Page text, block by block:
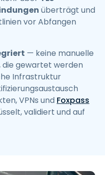
überträgt und
vor Abfangen
— keine manuelle
die gewartet werden
Infrastruktur
VPNs und Foxpass
validiert und auf